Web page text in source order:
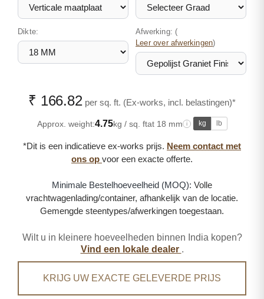
Dikte: Afwerking: (
Leer over afwerkingen)
₹ 166.82 per sq. ft. (Ex-works, incl. belastingen)*
Approx. weight:4.75kg / sq. ftat 18 mm i kg lb
*Dit is een indicatieve ex-works prijs. Neem contact met
ons op voor een exacte offerte.
Minimale Bestelhoeveelheid (MOQ): Volle
vrachtwagenlading/container, afhankelijk van de locatie.
Gemengde steentypes/afwerkingen toegestaan.
Wilt u in kleinere hoeveelheden binnen India kopen?
Vind een lokale dealer .
KRIJG UW EXACTE GELEVERDE PRIJS